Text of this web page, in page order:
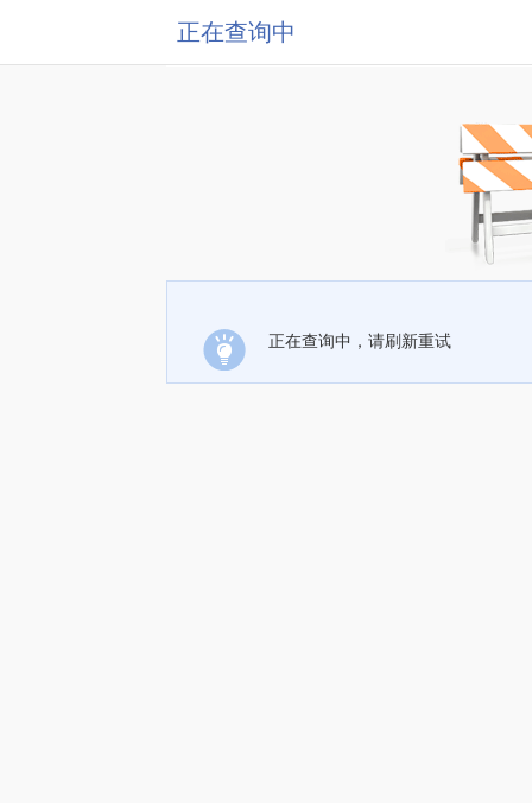
正在查询中
正在查询中，请刷新重试